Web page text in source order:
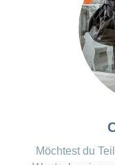
Möchtest du